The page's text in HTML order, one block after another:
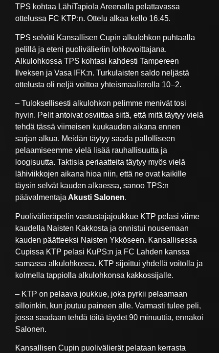
TPS kohtaa LähiTapiola Areenalla pelattavassa
ottelussa FC KTP:n. Ottelu alkaa kello 16.45.
TPS selvitti Kansallisen Cupin alkulohkon puhtaalla
pelillä ja eteni puolivälieriin lohkovoittajana.
Alkulohkossa TPS kohtasi kahdesti Tampereen
Ilveksen ja Vasa IFK:n. Turkulaisten saldo neljästä
ottelusta oli neljä voittoa yhteismaalierolla 10–2.
– Tuloksellisesti alkulohkon pelimme menivät tosi
hyvin. Pelit antoivat osviittaa siitä, että mitä täytyy vielä
tehdä tässä viimeisen kuukauden aikana ennen
sarjan alkua. Meidän täytyy saada pallolliseen
pelaamiseemme vielä lisää rauhallisuutta ja
loogisuutta. Taktisia periaatteita täytyy myös vielä
lähiviikkojen aikana hioa niin, että ne ovat kaikille
täysin selvät kauden alkaessa, sanoo TPS:n
päävalmentaja Akusti Salonen.
Puolivälieräpelin vastustajajoukkue KTP pelasi viime
kaudella Naisten Kakkosta ja onnistui nousemaan
kauden päätteeksi Naisten Ykköseen. Kansallisessa
Cupissa KTP pelasi KuPS:n ja FC Lahden kanssa
samassa alkulohkossa. KTP sijoittui yhdellä voitolla ja
kolmella tappiolla alkulohkonsa kakkossijalle.
– KTP on pelaava joukkue, joka pyrkii pelaamaan
silloinkin, kun joutuu paineen alle. Varmasti tulee peli,
jossa saadaan tehdä töitä täydet 90 minuuttia, ennakoi
Salonen.
Kansallisen Cupin puolivälierät pelataan kerrasta